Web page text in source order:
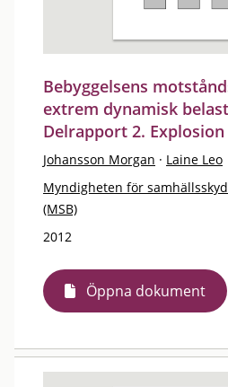
Bebyggelsens
extrem dynamisk
Delrapport 2.
Johansson Morgan · Laine Leo
Myndigheten för
(MSB)
2012
Öppna dokument